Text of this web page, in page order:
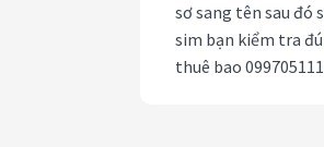
sơ sang tên sau đó
sim bạn kiểm tra
thuê bao